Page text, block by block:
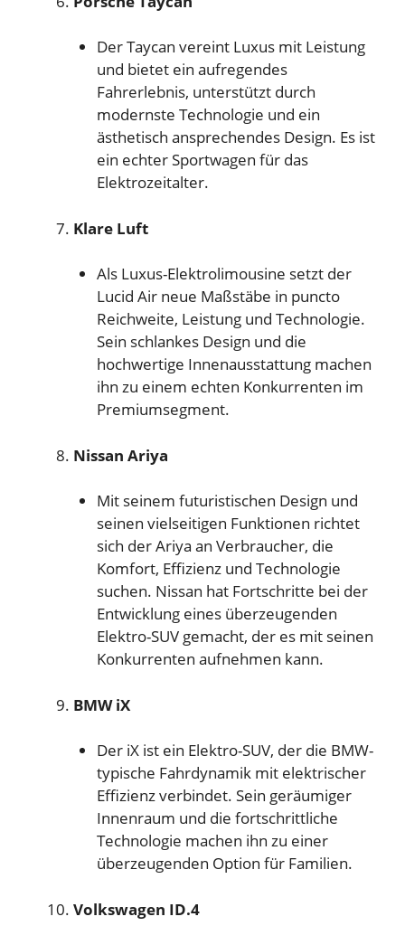
Der Taycan vereint Luxus mit Leistung
und bietet ein aufregendes
Fahrerlebnis, unterstützt durch
modernste Technologie und ein
ästhetisch ansprechendes Design. Es ist
ein echter Sportwagen für das
Elektrozeitalter.
Klare Luft
Als Luxus-Elektrolimousine setzt der
Lucid Air neue Maßstäbe in puncto
Reichweite, Leistung und Technologie.
Sein schlankes Design und die
hochwertige Innenausstattung machen
ihn zu einem echten Konkurrenten im
Premiumsegment.
Nissan Ariya
Mit seinem futuristischen Design und
seinen vielseitigen Funktionen richtet
sich der Ariya an Verbraucher, die
Komfort, Effizienz und Technologie
suchen. Nissan hat Fortschritte bei der
Entwicklung eines überzeugenden
Elektro-SUV gemacht, der es mit seinen
Konkurrenten aufnehmen kann.
BMW iX
Der iX ist ein Elektro-SUV, der die BMW-
typische Fahrdynamik mit elektrischer
Effizienz verbindet. Sein geräumiger
Innenraum und die fortschrittliche
Technologie machen ihn zu einer
überzeugenden Option für Familien.
Volkswagen ID.4